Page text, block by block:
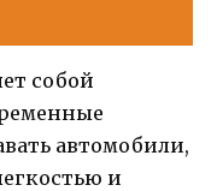
собой
автомобили,
и